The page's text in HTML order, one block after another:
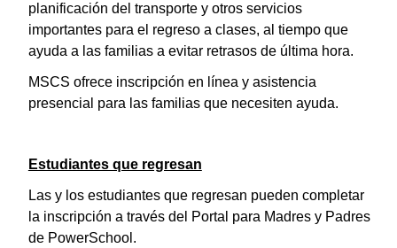
planificación del transporte y otros servicios
importantes para el regreso a clases, al tiempo que
ayuda a las familias a evitar retrasos de última hora.
MSCS ofrece inscripción en línea y asistencia
presencial para las familias que necesiten ayuda.
Estudiantes que regresan
Las y los estudiantes que regresan pueden completar
la inscripción a través del Portal para Madres y Padres
de PowerSchool.